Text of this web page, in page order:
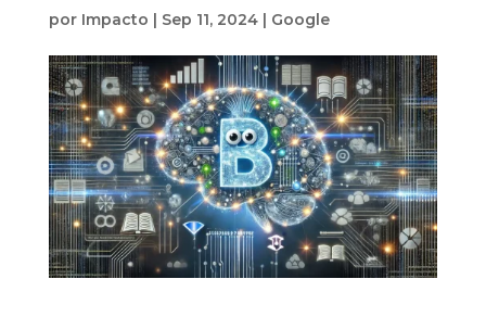
por Impacto | Sep 11, 2024| Google